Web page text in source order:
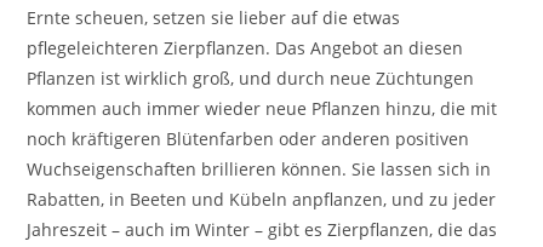
Ernte scheuen, setzen sie lieber auf die etwas
pflegeleichteren Zierpflanzen. Das Angebot an diesen
Pflanzen ist wirklich groß, und durch neue Züchtungen
kommen auch immer wieder neue Pflanzen hinzu, die mit
noch kräftigeren Blütenfarben oder anderen positiven
Wuchseigenschaften brillieren können. Sie lassen sich in
Rabatten, in Beeten und Kübeln anpflanzen, und zu jeder
Jahreszeit – auch im Winter – gibt es Zierpflanzen, die das